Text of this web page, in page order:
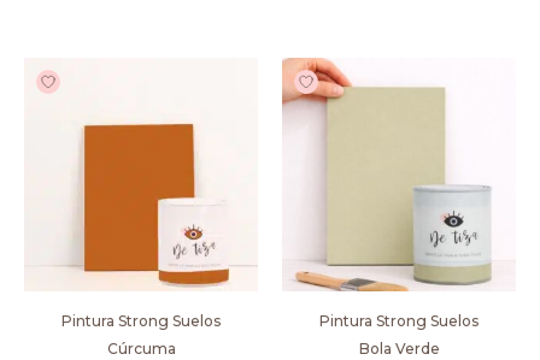
Pintura Strong Suelos
Cúrcuma
Pintura Strong Suelos
Bola Verde